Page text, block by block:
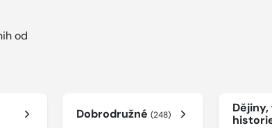
od
Dobrodružné(248)